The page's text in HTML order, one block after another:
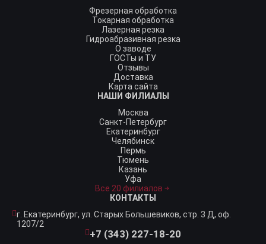
Фрезерная обработка
Токарная обработка
Лазерная резка
Гидроабразивная резка
О заводе
ГОСТы и ТУ
Отзывы
Доставка
Карта сайта
НАШИ ФИЛИАЛЫ
Москва
Санкт-Петербург
Екатеринбург
Челябинск
Пермь
Тюмень
Казань
Уфа
Все 20 филиалов
КОНТАКТЫ
г. Екатеринбург, ул. Старых Большевиков, стр. 3 Д, оф.
1207/2
+7 (343) 227-18-20